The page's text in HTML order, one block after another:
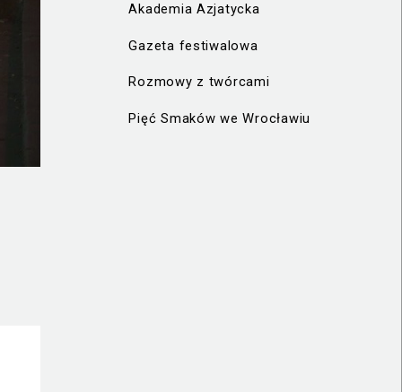
Akademia Azjatycka
Gazeta festiwalowa
Rozmowy z twórcami
Pięć Smaków we Wrocławiu